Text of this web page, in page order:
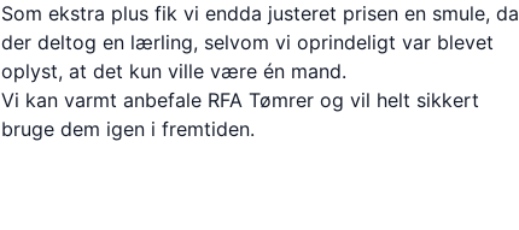
Som ekstra plus fik vi endda justeret prisen en smule, da
der deltog en lærling, selvom vi oprindeligt var blevet
oplyst, at det kun ville være én mand.
Vi kan varmt anbefale RFA Tømrer og vil helt sikkert
bruge dem igen i fremtiden.